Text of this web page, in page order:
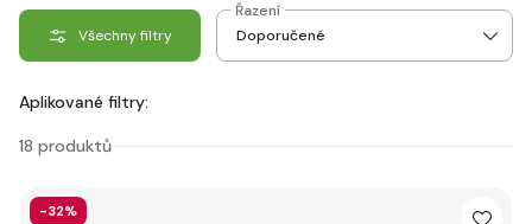
Všechny filtry
Řazení
Aplikované filtry:
18 produktů
-32%